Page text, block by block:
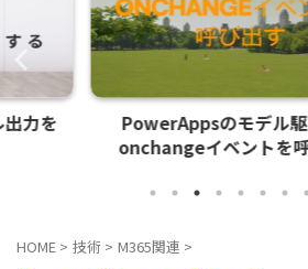
型で
Azure上のシークレット
期限通知を実装
HOME > 技術 > M365関連 >